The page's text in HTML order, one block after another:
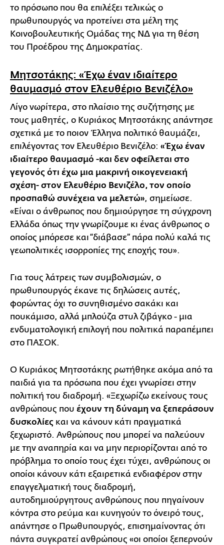
το πρόσωπο που θα επιλέξει τελικώς ο
πρωθυπουργός να προτείνει στα μέλη της
Κοινοβουλευτικής Ομάδας της ΝΔ για τη θέση
του Προέδρου της Δημοκρατίας.
Μητσοτάκης: «Έχω έναν ιδιαίτερο
θαυμασμό στον Ελευθέριο Βενιζέλο»
Λίγο νωρίτερα, στο πλαίσιο της συζήτησης με
τους μαθητές, ο Κυριάκος Μητσοτάκης απάντησε
σχετικά με το ποιον Έλληνα πολιτικό θαυμάζει,
επιλέγοντας τον Ελευθέριο Βενιζέλο: «Έχω έναν
ιδιαίτερο θαυμασμό -και δεν οφείλεται στο
γεγονός ότι έχω μια μακρινή οικογενειακή
σχέση- στον Ελευθέριο Βενιζέλο, τον οποίο
προσπαθώ συνέχεια να μελετώ», σημείωσε.
«Είναι ο άνθρωπος που δημιούργησε τη σύγχρονη
Ελλάδα όπως την γνωρίζουμε κι ένας άνθρωπος ο
οποίος μπόρεσε και “διάβασε” πάρα πολύ καλά τις
γεωπολιτικές ισορροπίες της εποχής του».
Για τους λάτρεις των συμβολισμών, ο
πρωθυπουργός έκανε τις δηλώσεις αυτές,
φορώντας όχι το συνηθισμένο σακάκι και
πουκάμισο, αλλά μπλούζα στυλ ζιβάγκο - μια
ενδυματολογική επιλογή που πολιτικά παραπέμπει
στο ΠΑΣΟΚ.
Ο Κυριάκος Μητσοτάκης ρωτήθηκε ακόμα από τα
παιδιά για τα πρόσωπα που έχει γνωρίσει στην
πολιτική του διαδρομή. «Ξεχωρίζω εκείνους τους
ανθρώπους που έχουν τη δύναμη να ξεπεράσουν
δυσκολίες και να κάνουν κάτι πραγματικά
ξεχωριστό. Ανθρώπους που μπορεί να παλεύουν
με την αναπηρία και να μην περιορίζονται από το
πρόβλημα το οποίο τους έχει τύχει, ανθρώπους οι
οποίοι κάνουν κάτι εξαιρετικά ενδιαφέρον στην
επαγγελματική τους διαδρομή,
αυτοδημιούργητους ανθρώπους που πηγαίνουν
κόντρα στο ρεύμα και κυνηγούν το όνειρό τους,
απάντησε ο Πρωθυπουργός, επισημαίνοντας ότι
πάντα συγκρατεί ανθρώπους «οι οποίοι ξεπερνούν